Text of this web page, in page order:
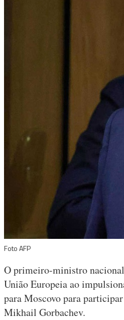
Foto AFP
O primeiro-ministro
União Europeia ao
para Moscovo para
Mikhail Gorbachev.